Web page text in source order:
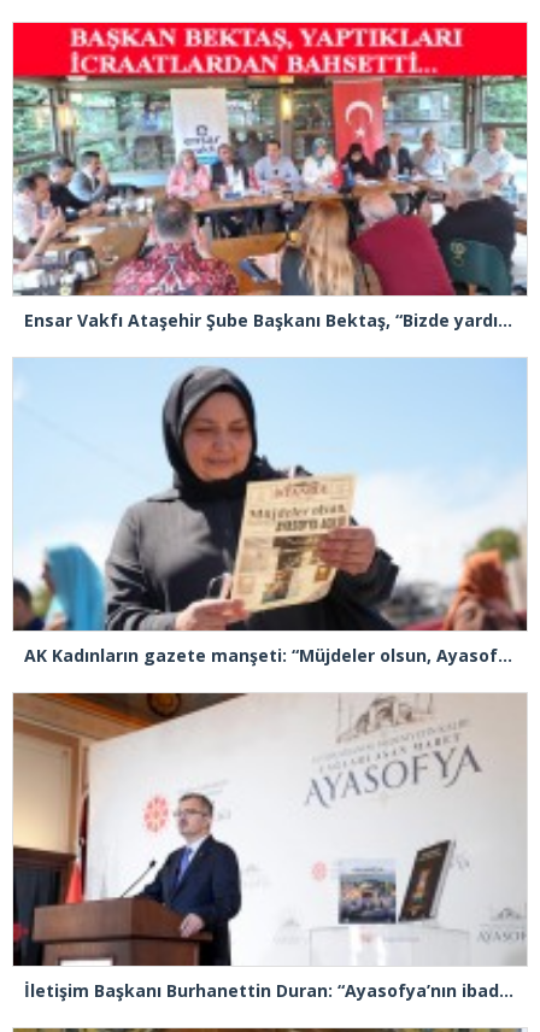
Ensar Vakfı Ataşehir Şube Başkanı Bektaş, “Bizde yardım kelimesi yok, bizde paylaşmak ve hediyeleşmek var”
AK Kadınların gazete manşeti: “Müjdeler olsun, Ayasofya açıldı”
İletişim Başkanı Burhanettin Duran: “Ayasofya’nın ibadete açılması adeta bir Kızılelma’ydı”